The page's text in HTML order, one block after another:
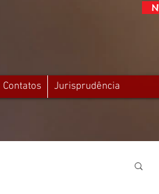
Contatos Jurisprudência